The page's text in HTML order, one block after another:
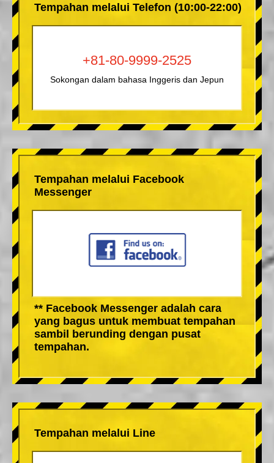
Tempahan melalui Telefon (10:00-22:00)
+81-80-9999-2525
Sokongan dalam bahasa Inggeris dan Jepun
Tempahan melalui Facebook
Messenger
** Facebook Messenger adalah cara
yang bagus untuk membuat tempahan
sambil berunding dengan pusat
tempahan.
Tempahan melalui Line